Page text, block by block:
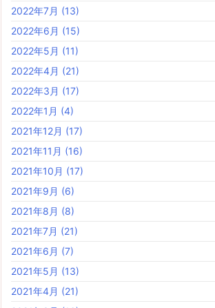
2022年7月 (13)
2022年6月 (15)
2022年5月 (11)
2022年4月 (21)
2022年3月 (17)
2022年1月 (4)
2021年12月 (17)
2021年11月 (16)
2021年10月 (17)
2021年9月 (6)
2021年8月 (8)
2021年7月 (21)
2021年6月 (7)
2021年5月 (13)
2021年4月 (21)